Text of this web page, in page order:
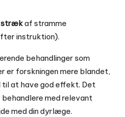
strækaf stramme
instruktion).
behandlinger som
er forskningen mere blandet,
til at have god effekt. Det
med relevant
med din dyrlæge.